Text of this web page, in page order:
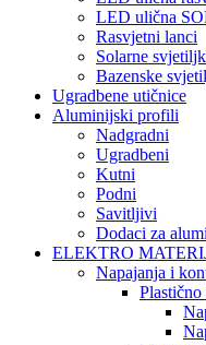
LED ulična
Rasvjetni lanci
Solarne
Bazenske
Ugradbene utičnice
Aluminijski profili
Nadgradni
Ugradbeni
Kutni
Podni
Savitljivi
Dodaci za
ELEKTRO
Napajanja i
Plastično